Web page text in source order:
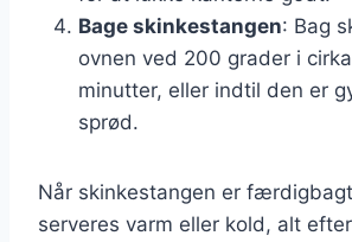
Bage skinkestangen: Bag
ovnen ved 200 grader i
minutter, eller indtil den er
sprød.
Når skinkestangen er
serveres varm eller kold, alt